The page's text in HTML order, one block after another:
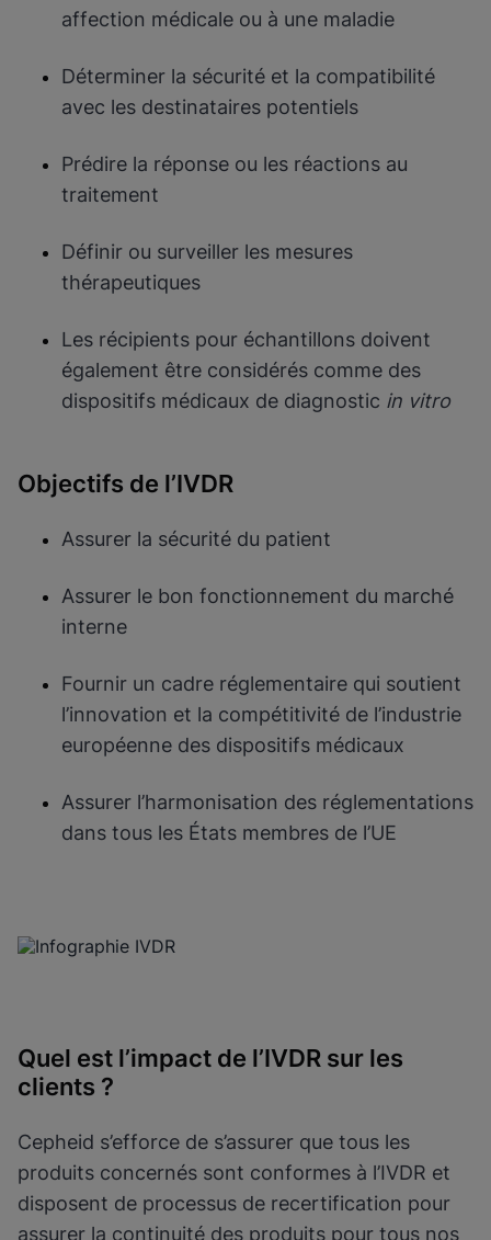
affection médicale ou à une maladie
Déterminer la sécurité et la compatibilité
avec les destinataires potentiels
Prédire la réponse ou les réactions au
traitement
Définir ou surveiller les mesures
thérapeutiques
Les récipients pour échantillons doivent
également être considérés comme des
dispositifs médicaux de diagnostic in vitro
Objectifs de l’IVDR
Assurer la sécurité du patient
Assurer le bon fonctionnement du marché
interne
Fournir un cadre réglementaire qui soutient
l’innovation et la compétitivité de l’industrie
européenne des dispositifs médicaux
Assurer l’harmonisation des réglementations
dans tous les États membres de l’UE
Quel est l’impact de l’IVDR sur les
clients ?
Cepheid s’efforce de s’assurer que tous les
produits concernés sont conformes à l’IVDR et
disposent de processus de recertification pour
assurer la continuité des produits pour tous nos